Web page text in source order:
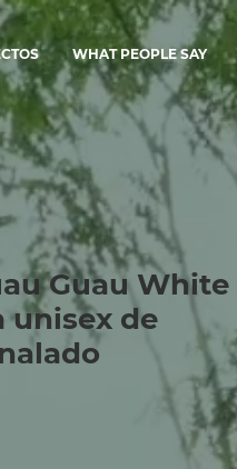
WHAT PEOPLE SAY
Guau White
unisex de